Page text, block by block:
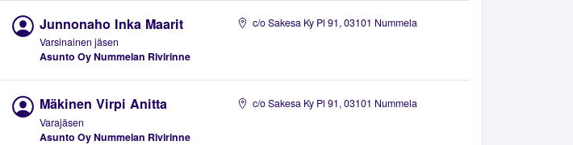
Junnonaho Inka Maarit
Varsinainen jäsen
Asunto Oy Nummelan Rivirinne
c/o Sakesa Ky Pl 91, 03101 Nummela
Mäkinen Virpi Anitta
Varajäsen
Asunto Oy Nummelan Rivirinne
c/o Sakesa Ky Pl 91, 03101 Nummela